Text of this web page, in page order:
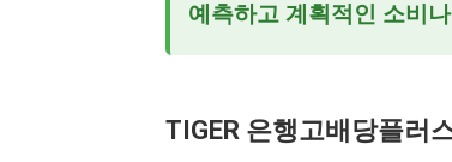
예측하고 계획적인 소비
TIGER 은행고배당플러